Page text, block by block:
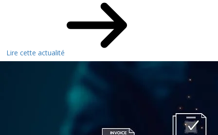
Lire cette actualité